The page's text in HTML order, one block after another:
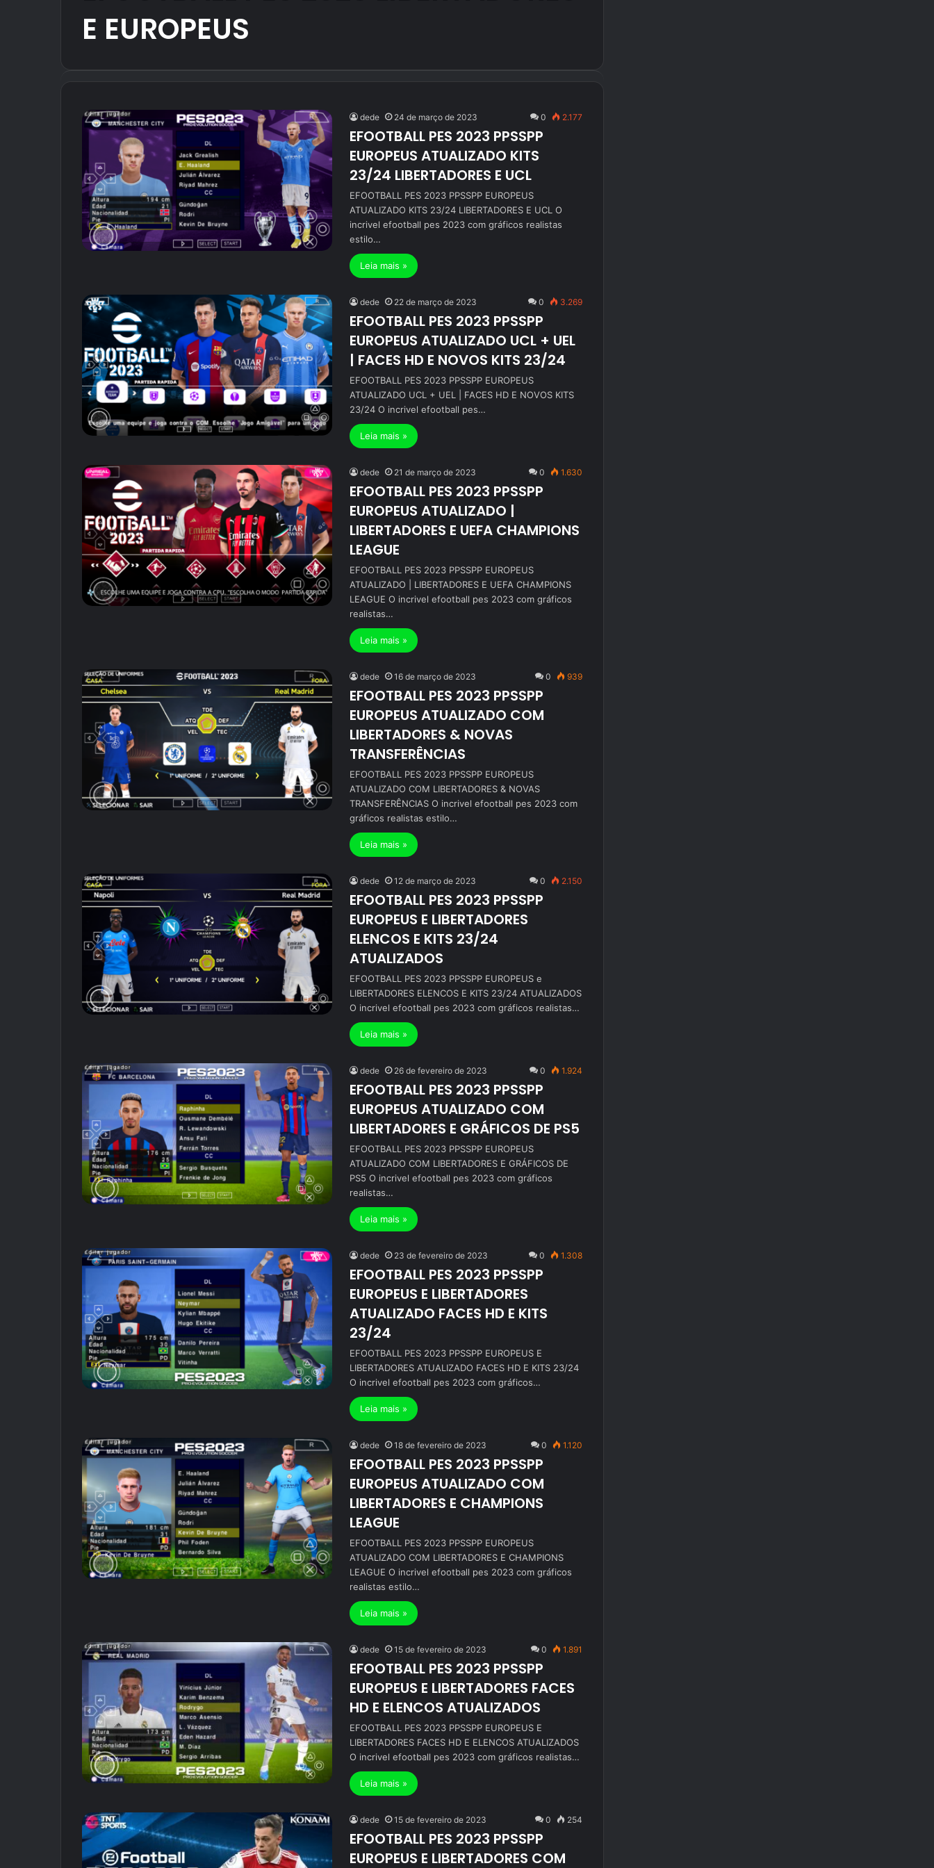
E EUROPEUS
dede 24 de março de 2023 0 2.177
EFOOTBALL PES 2023 PPSSPP
EUROPEUS ATUALIZADO KITS
23/24 LIBERTADORES E UCL
EFOOTBALL PES 2023 PPSSPP EUROPEUS
ATUALIZADO KITS 23/24 LIBERTADORES E UCL O
incrivel efootball pes 2023 com gráficos realistas
estilo…
Leia mais »
dede 22 de março de 2023 0 3.269
EFOOTBALL PES 2023 PPSSPP
EUROPEUS ATUALIZADO UCL + UEL
| FACES HD E NOVOS KITS 23/24
EFOOTBALL PES 2023 PPSSPP EUROPEUS
ATUALIZADO UCL + UEL | FACES HD E NOVOS KITS
23/24 O incrivel efootball pes…
Leia mais »
dede 21 de março de 2023 0 1.630
EFOOTBALL PES 2023 PPSSPP
EUROPEUS ATUALIZADO |
LIBERTADORES E UEFA CHAMPIONS
LEAGUE
EFOOTBALL PES 2023 PPSSPP EUROPEUS
ATUALIZADO | LIBERTADORES E UEFA CHAMPIONS
LEAGUE O incrivel efootball pes 2023 com gráficos
realistas…
Leia mais »
dede 16 de março de 2023 0 939
EFOOTBALL PES 2023 PPSSPP
EUROPEUS ATUALIZADO COM
LIBERTADORES & NOVAS
TRANSFERÊNCIAS
EFOOTBALL PES 2023 PPSSPP EUROPEUS
ATUALIZADO COM LIBERTADORES & NOVAS
TRANSFERÊNCIAS O incrivel efootball pes 2023 com
gráficos realistas estilo…
Leia mais »
dede 12 de março de 2023 0 2.150
EFOOTBALL PES 2023 PPSSPP
EUROPEUS E LIBERTADORES
ELENCOS E KITS 23/24
ATUALIZADOS
EFOOTBALL PES 2023 PPSSPP EUROPEUS e
LIBERTADORES ELENCOS E KITS 23/24 ATUALIZADOS
O incrivel efootball pes 2023 com gráficos realistas…
Leia mais »
dede 26 de fevereiro de 2023 0 1.924
EFOOTBALL PES 2023 PPSSPP
EUROPEUS ATUALIZADO COM
LIBERTADORES E GRÁFICOS DE PS5
EFOOTBALL PES 2023 PPSSPP EUROPEUS
ATUALIZADO COM LIBERTADORES E GRÁFICOS DE
PS5 O incrivel efootball pes 2023 com gráficos
realistas…
Leia mais »
dede 23 de fevereiro de 2023 0 1.308
EFOOTBALL PES 2023 PPSSPP
EUROPEUS E LIBERTADORES
ATUALIZADO FACES HD E KITS
23/24
EFOOTBALL PES 2023 PPSSPP EUROPEUS E
LIBERTADORES ATUALIZADO FACES HD E KITS 23/24
O incrivel efootball pes 2023 com gráficos…
Leia mais »
dede 18 de fevereiro de 2023 0 1.120
EFOOTBALL PES 2023 PPSSPP
EUROPEUS ATUALIZADO COM
LIBERTADORES E CHAMPIONS
LEAGUE
EFOOTBALL PES 2023 PPSSPP EUROPEUS
ATUALIZADO COM LIBERTADORES E CHAMPIONS
LEAGUE O incrivel efootball pes 2023 com gráficos
realistas estilo…
Leia mais »
dede 15 de fevereiro de 2023 0 1.891
EFOOTBALL PES 2023 PPSSPP
EUROPEUS E LIBERTADORES FACES
HD E ELENCOS ATUALIZADOS
EFOOTBALL PES 2023 PPSSPP EUROPEUS E
LIBERTADORES FACES HD E ELENCOS ATUALIZADOS
O incrivel efootball pes 2023 com gráficos realistas…
Leia mais »
dede 15 de fevereiro de 2023 0 254
EFOOTBALL PES 2023 PPSSPP
EUROPEUS E LIBERTADORES COM